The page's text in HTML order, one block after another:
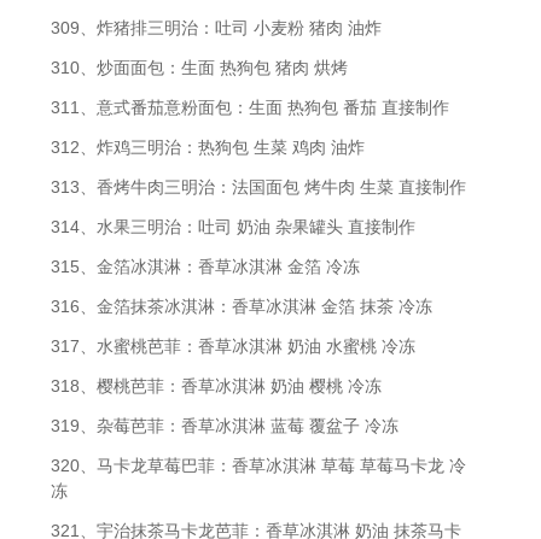
309、炸猪排三明治：吐司 小麦粉 猪肉 油炸
310、炒面面包：生面 热狗包 猪肉 烘烤
311、意式番茄意粉面包：生面 热狗包 番茄 直接制作
312、炸鸡三明治：热狗包 生菜 鸡肉 油炸
313、香烤牛肉三明治：法国面包 烤牛肉 生菜 直接制作
314、水果三明治：吐司 奶油 杂果罐头 直接制作
315、金箔冰淇淋：香草冰淇淋 金箔 冷冻
316、金箔抹茶冰淇淋：香草冰淇淋 金箔 抹茶 冷冻
317、水蜜桃芭菲：香草冰淇淋 奶油 水蜜桃 冷冻
318、樱桃芭菲：香草冰淇淋 奶油 樱桃 冷冻
319、杂莓芭菲：香草冰淇淋 蓝莓 覆盆子 冷冻
320、马卡龙草莓巴菲：香草冰淇淋 草莓 草莓马卡龙 冷
冻
321、宇治抹茶马卡龙芭菲：香草冰淇淋 奶油 抹茶马卡